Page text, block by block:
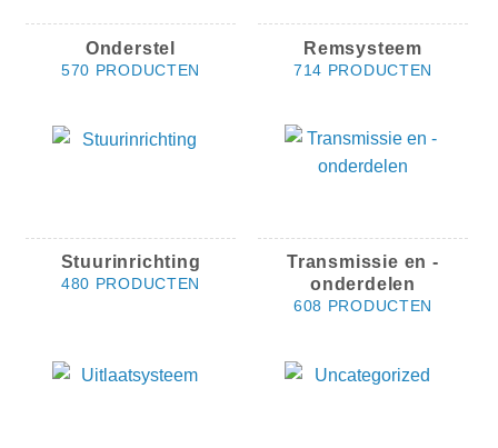
Onderstel
570 PRODUCTEN
Remsysteem
714 PRODUCTEN
Stuurinrichting
480 PRODUCTEN
Transmissie en -
onderdelen
608 PRODUCTEN